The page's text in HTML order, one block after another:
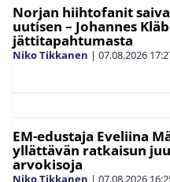
Norjan hiihtofanit
uutisen – Johannes
jättitapahtumasta
Niko Tikkanen | 07.08.2026
EM-edustaja Eveliina
yllättävän ratkaisun
arvokisoja
Niko Tikkanen | 07.08.2026